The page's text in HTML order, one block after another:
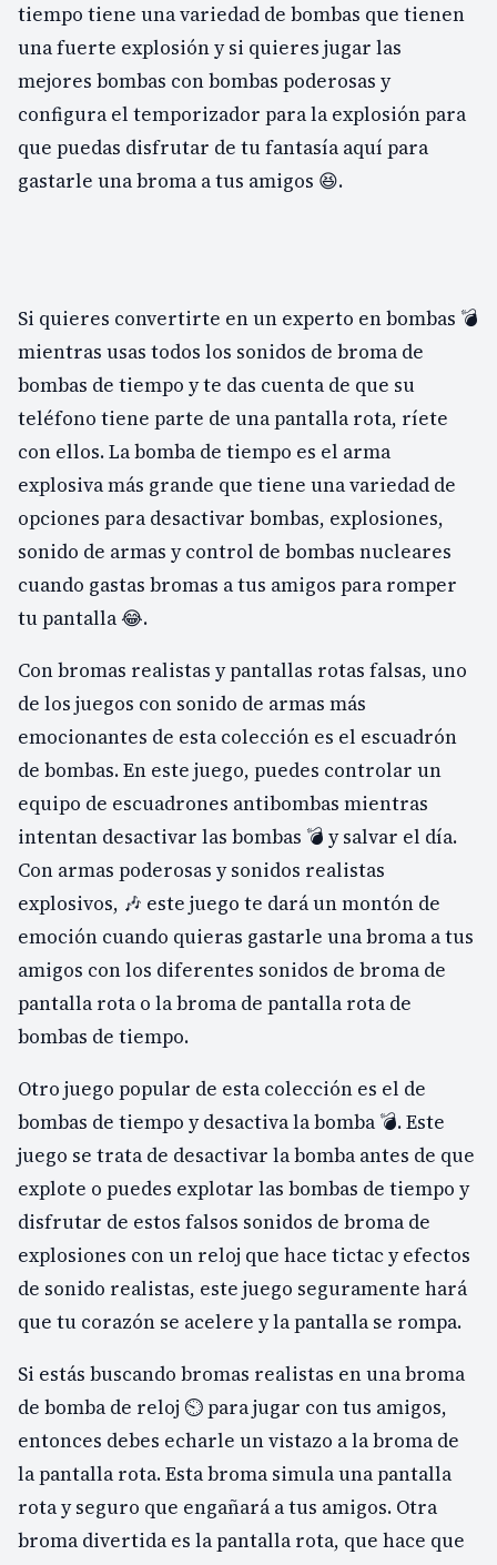
tiempo tiene una variedad de bombas que tienen
una fuerte explosión y si quieres jugar las
mejores bombas con bombas poderosas y
configura el temporizador para la explosión para
que puedas disfrutar de tu fantasía aquí para
gastarle una broma a tus amigos 😆.
Si quieres convertirte en un experto en bombas 💣
mientras usas todos los sonidos de broma de
bombas de tiempo y te das cuenta de que su
teléfono tiene parte de una pantalla rota, ríete
con ellos. La bomba de tiempo es el arma
explosiva más grande que tiene una variedad de
opciones para desactivar bombas, explosiones,
sonido de armas y control de bombas nucleares
cuando gastas bromas a tus amigos para romper
tu pantalla 😂.
Con bromas realistas y pantallas rotas falsas, uno
de los juegos con sonido de armas más
emocionantes de esta colección es el escuadrón
de bombas. En este juego, puedes controlar un
equipo de escuadrones antibombas mientras
intentan desactivar las bombas 💣 y salvar el día.
Con armas poderosas y sonidos realistas
explosivos, 🎶 este juego te dará un montón de
emoción cuando quieras gastarle una broma a tus
amigos con los diferentes sonidos de broma de
pantalla rota o la broma de pantalla rota de
bombas de tiempo.
Otro juego popular de esta colección es el de
bombas de tiempo y desactiva la bomba 💣. Este
juego se trata de desactivar la bomba antes de que
explote o puedes explotar las bombas de tiempo y
disfrutar de estos falsos sonidos de broma de
explosiones con un reloj que hace tictac y efectos
de sonido realistas, este juego seguramente hará
que tu corazón se acelere y la pantalla se rompa.
Si estás buscando bromas realistas en una broma
de bomba de reloj ⏲️ para jugar con tus amigos,
entonces debes echarle un vistazo a la broma de
la pantalla rota. Esta broma simula una pantalla
rota y seguro que engañará a tus amigos. Otra
broma divertida es la pantalla rota, que hace que